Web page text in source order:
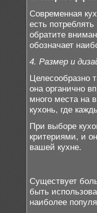
Современная
есть
обратите
обозначает
4. Размер и
Целесообразно
она органично
много места на
кухонь, где
При выборе
критериями, и
вашей кухне.
Существует
быть
наиболее